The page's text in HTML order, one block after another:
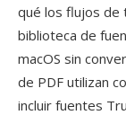
qué los flujos de
biblioteca de
macOS sin
de PDF utilizan
incluir fuentes